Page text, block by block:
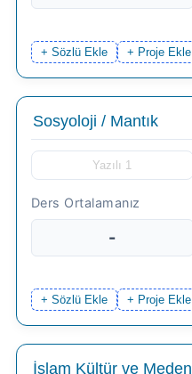
+ Sözlü Ekle + Proje Ekle
-
+ Sözlü Ekle + Proje Ekle